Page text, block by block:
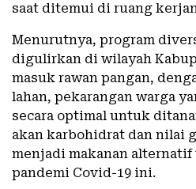
saat ditemui di ruang
Menurutnya, program
digulirkan di wilayah
masuk rawan pangan,
lahan, pekarangan warga
secara optimal untuk
akan karbohidrat dan nilai
menjadi makanan alternatif
pandemi Covid-19 ini.